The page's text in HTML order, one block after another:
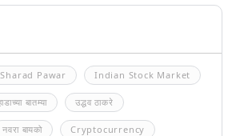
Sharad Pawar Indian Stock Market
बातम्या उद्धव ठाकरे
नवरा बायको Cryptocurrency